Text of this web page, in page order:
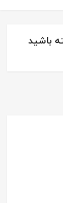
باشید